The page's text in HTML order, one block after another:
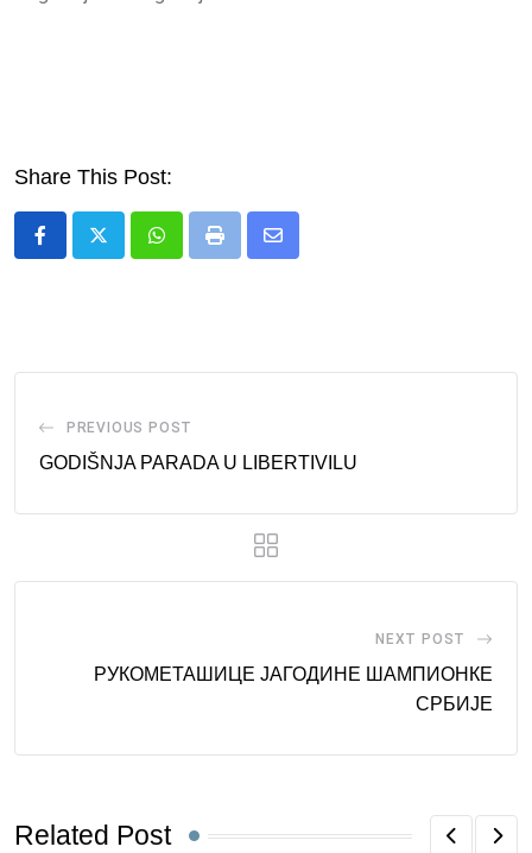
Share This Post:
WhatsappPrint
Share
PREVIOUS POST
GODIŠNJA PARADA U LIBERTIVILU
NEXT POST
РУКОМЕТАШИЦЕ ЈАГОДИНЕ ШАМПИОНКЕ
СРБИЈЕ
Related Post